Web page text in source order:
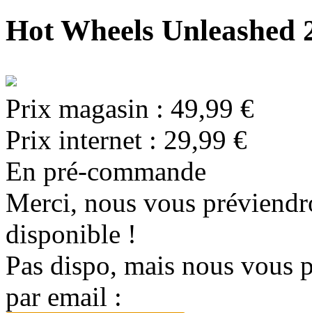
Hot Wheels Unleashed
Prix magasin : 49,99 €
Prix internet : 29,99 €
En pré-commande
Merci, nous vous
disponible !
Pas dispo, mais nous vous
par email :